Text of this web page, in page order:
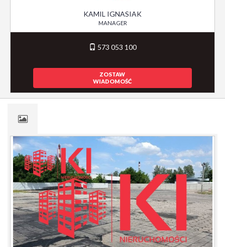
KAMIL IGNASIAK
MANAGER
573 053 100
ZOSTAW
WIADOMOŚĆ